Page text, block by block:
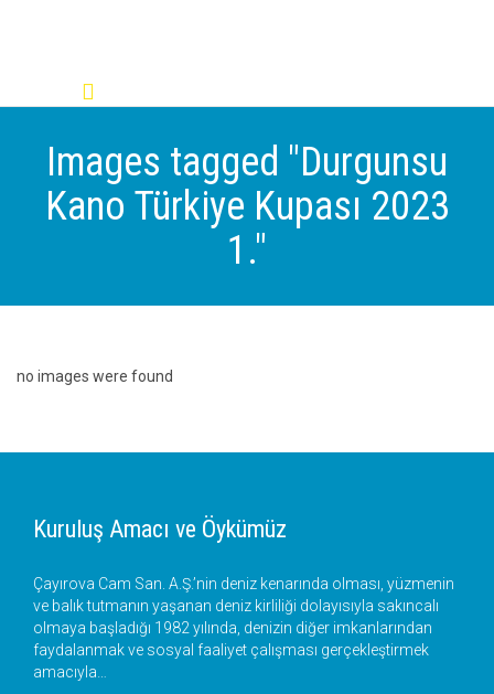

Images tagged "Durgunsu
Kano Türkiye Kupası 2023
1."
no images were found
Kuruluş Amacı ve Öykümüz
Çayırova Cam San. A.Ş.’nin deniz kenarında olması, yüzmenin
ve balık tutmanın yaşanan deniz kirliliği dolayısıyla sakıncalı
olmaya başladığı 1982 yılında, denizin diğer imkanlarından
faydalanmak ve sosyal faaliyet çalışması gerçekleştirmek
amacıyla…